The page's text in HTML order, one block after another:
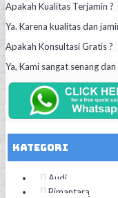
Apakah Kualitas Terjamin ?
Ya. Karena kualitas dan
Apakah Konsultasi Gratis ?
Ya, Kami sangat senang
Kategori
Audi
Bimantara